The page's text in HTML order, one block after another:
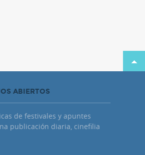
ABIERTOS
de festivales y apuntes
publicación diaria, cinefilia